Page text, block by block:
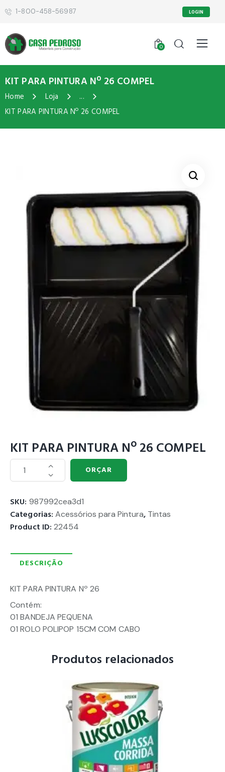
1-800-458-56987 LOGIN
0
KIT PARA PINTURA Nº 26 COMPEL
Home Loja
...
KIT PARA PINTURA Nº 26 COMPEL
KIT PARA PINTURA Nº 26 COMPEL
ORÇAR
SKU: 987992cea3d1
Categorias:Acessórios para Pintura, Tintas
Product ID:22454
DESCRIÇÃO
KIT PARA PINTURA Nº 26
Contém:
01 BANDEJA PEQUENA
01 ROLO POLIPOP 15CM COM CABO
Produtos relacionados